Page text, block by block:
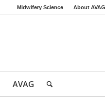
Midwifery Science About AVAG
AVAG